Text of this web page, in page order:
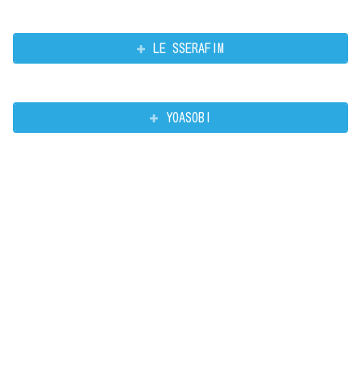
LE SSERAFIM
YOASOBI